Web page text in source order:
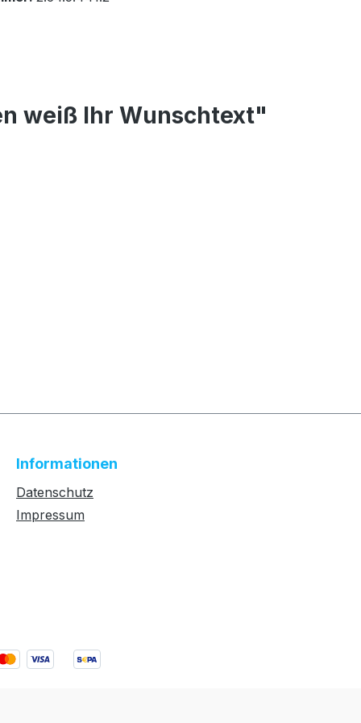
weiß Ihr Wunschtext"
Informationen
Datenschutz
Impressum